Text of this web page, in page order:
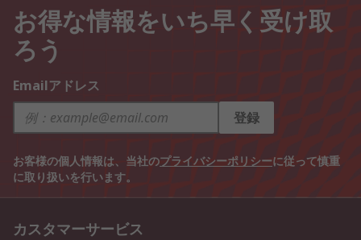
お得な情報をいち早く受け取
ろう
Emailアドレス
登録
お客様の個人情報は、当社のプライバシーポリシーに従って慎重
に取り扱いを行います。
カスタマーサービス